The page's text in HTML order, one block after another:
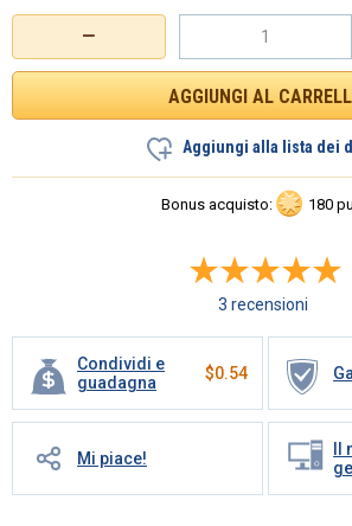
−
Aggiungi alla lista dei
Bonus acquisto: 180
3 recensioni
Condividi e
guadagna
$0.54
Mi piace!